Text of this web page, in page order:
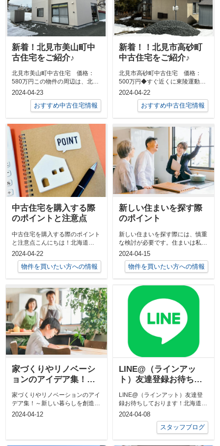
新着！北見市美山町中
古住宅をご紹介♪
北見市美山町中古住宅 価格：
580万円この物件の周辺は、北見
市でも比較的静かで緑豊かな住宅
街が広がる...
2024-04-23
おすすめ中古住宅情報
新着！！北見市高砂町
中古住宅をご紹介♪
北見市高砂町中古住宅 価格：
500万円◆すぐ近くに東陵運動公
園、野付牛公園もあり、自然豊か
な環境◆東...
2024-04-22
おすすめ中古住宅情報
中古住宅を購入する際
のポイントと注意点
中古住宅を購入する際のポイント
と注意点こんにちは！北海道
moco不動産です今回は、中古住
宅を購入する...
2024-04-22
物件を買いたい方への情報
新しい住まいを探す際
のポイント
新しい住まいを探す際には、慎重
な検討が必要です。住まいは私た
ちの生活の中心であり、一日の大
半を過ごす...
2024-04-15
物件を買いたい方への情報
家づくりやリノベーシ
ョンのアイデア集！新
う♪
家づくりやリノベーションのアイ
デア集！～新しい暮らしを創造し
よう♪新しい家を建てるか、既存
2024-04-12
LINE@（ラインアッ
ト）友達登録お待ちし
LINE@（ラインアット）友達登
録お待ちしております！北海道
moco不動産の公式アカウントＬ
2024-04-08
スタッフブログ